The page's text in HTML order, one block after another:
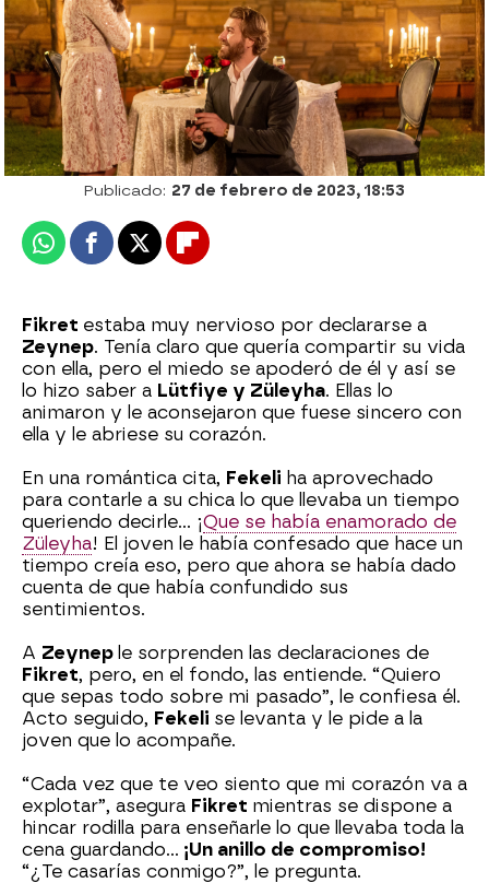
Patri Bea
Publicado: 27 de febrero de 2023, 18:53
WhatsappFacebook
X Flipboard
Fikret estaba muy nervioso por declararse a
Zeynep. Tenía claro que quería compartir su vida
con ella, pero el miedo se apoderó de él y así se
lo hizo saber a Lütfiye y Züleyha. Ellas lo
animaron y le aconsejaron que fuese sincero con
ella y le abriese su corazón.
En una romántica cita, Fekeli ha aprovechado
para contarle a su chica lo que llevaba un tiempo
queriendo decirle… ¡Que se había enamorado de
Züleyha! El joven le había confesado que hace un
tiempo creía eso, pero que ahora se había dado
cuenta de que había confundido sus
sentimientos.
A Zeynep le sorprenden las declaraciones de
Fikret, pero, en el fondo, las entiende. “Quiero
que sepas todo sobre mi pasado”, le confiesa él.
Acto seguido, Fekeli se levanta y le pide a la
joven que lo acompañe.
“Cada vez que te veo siento que mi corazón va a
explotar”, asegura Fikret mientras se dispone a
hincar rodilla para enseñarle lo que llevaba toda la
cena guardando… ¡Un anillo de compromiso!
“¿Te casarías conmigo?”, le pregunta.